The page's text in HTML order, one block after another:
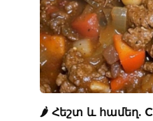
🌶️ Հեշտ և համեղ.